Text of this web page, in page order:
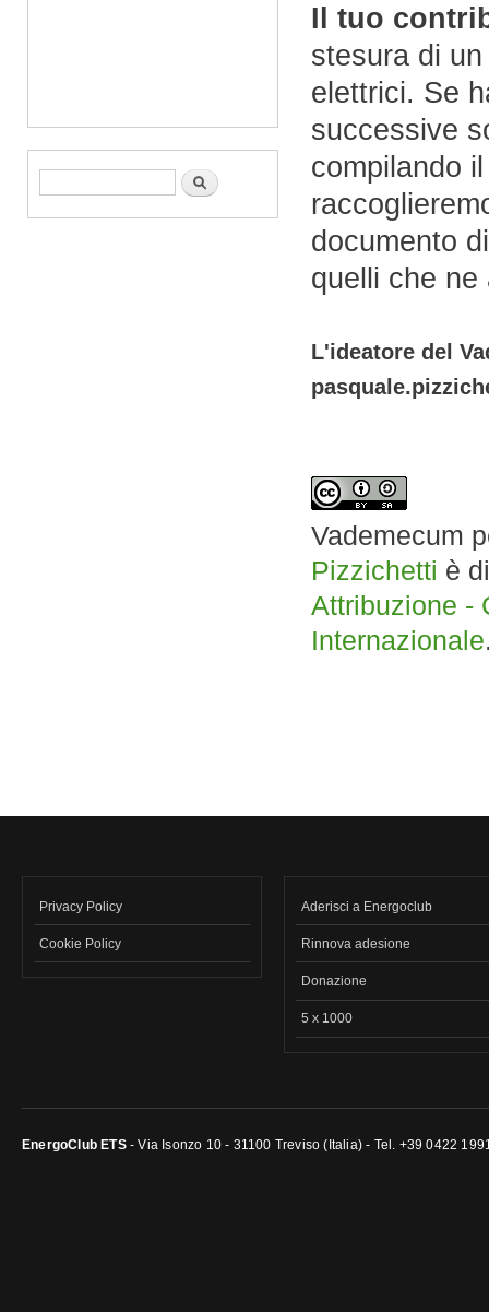
Form di ricerca Cerca
Il tuo
stesura di
elettrici. Se
successive
compilando
documento
quelli che
L'ideatore del
Vademecum
Pizzichetti è
Attribuzione -
Internazionale
Privacy Policy
Cookie Policy
Aderisci a Energoclub
Rinnova adesione
Donazione
5 x 1000
EnergoClub ETS- Via Isonzo 10 - 31100 Treviso (Italia) - Tel. +39 0422